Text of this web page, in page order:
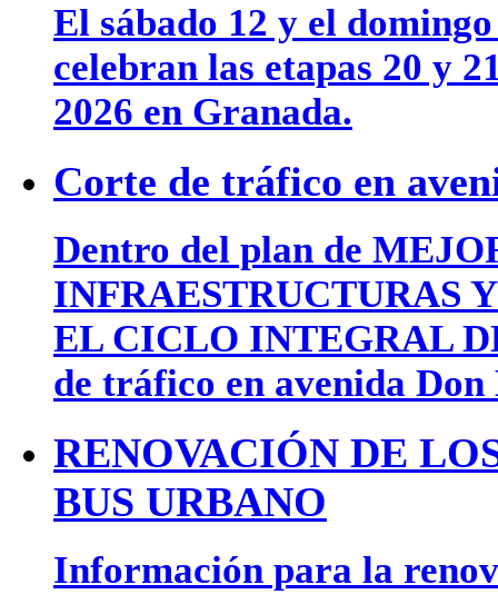
El sábado 12 y el
celebran las etapas 20 y
2026 en Granada.
Corte de tráfico en
Dentro del plan de
INFRAESTRUCTURAS
EL CICLO INTEGRAL
de tráfico en avenida Don
RENOVACIÓN DE
BUS URBANO
Información para la